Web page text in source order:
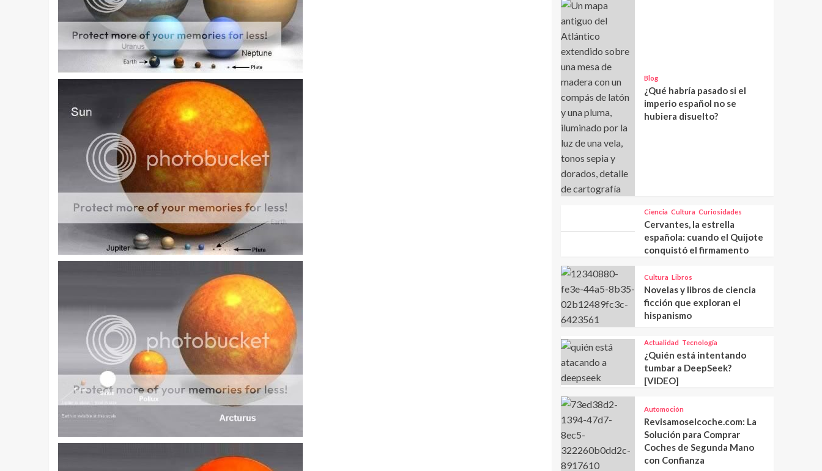
Blog
¿Qué habría pasado si el
imperio español no se
hubiera disuelto?
Ciencia Cultura Curiosidades
Cervantes, la estrella
española: cuando el Quijote
conquistó el firmamento
Cultura Libros
Novelas y libros de ciencia
ficción que exploran el
hispanismo
Actualidad Tecnología
¿Quién está intentando
tumbar a DeepSeek?
[VIDEO]
Automoción
Revisamoselcoche.com: La
Solución para Comprar
Coches de Segunda Mano
con Confianza